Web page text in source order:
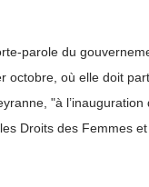
parole du
octobre, où elle doit
"à l’inauguration
Droits des Femmes
du projet de Loi de